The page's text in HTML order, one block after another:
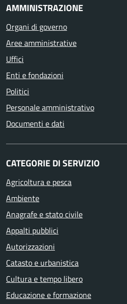
AMMINISTRAZIONE
Organi di governo
Aree amministrative
Uffici
Enti e fondazioni
Politici
Personale amministrativo
Documenti e dati
CATEGORIE DI SERVIZIO
Agricoltura e pesca
Ambiente
Anagrafe e stato civile
Appalti pubblici
Autorizzazioni
Catasto e urbanistica
Cultura e tempo libero
Educazione e formazione